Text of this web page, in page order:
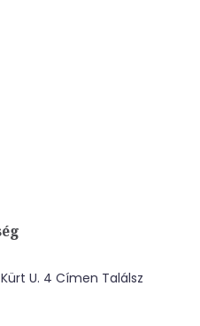
U. 4 Címen Találsz